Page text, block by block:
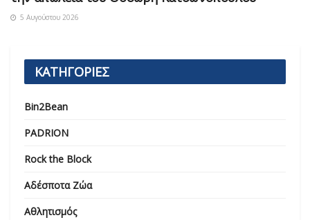
5 Αυγούστου 2026
ΚΑΤΗΓΟΡΙΕΣ
Bin2Bean
PADRION
Rock the Block
Αδέσποτα Ζώα
Αθλητισμός